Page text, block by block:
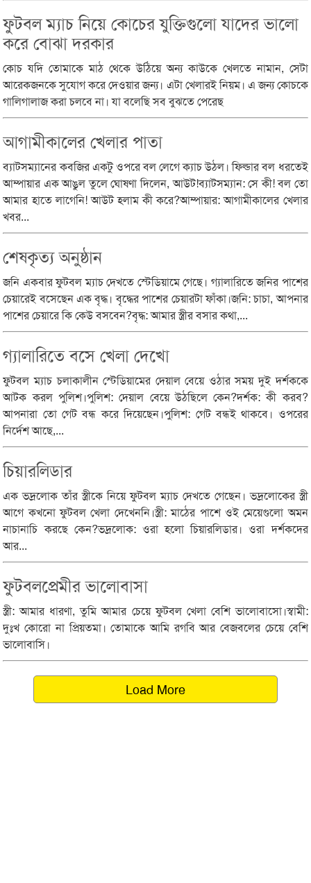
ফুটবল ম্যাচ নিয়ে কোচের যুক্তিগুলো যাদের ভালো
করে বোঝা দরকার
কোচ যদি তোমাকে মাঠ থেকে উঠিয়ে অন্য কাউকে খেলতে নামান, সেটা
আরেকজনকে সুযোগ করে দেওয়ার জন্য। এটা খেলারই নিয়ম। এ জন্য কোচকে
গালিগালাজ করা চলবে না। যা বলেছি সব বুঝতে পেরেছ
আগামীকালের খেলার পাতা
ব্যাটসম্যানের কবজির একটু ওপরে বল লেগে ক্যাচ উঠল। ফিল্ডার বল ধরতেই
আম্পায়ার এক আঙুল তুলে ঘোষণা দিলেন, আউট!ব্যাটসম্যান: সে কী! বল তো
আমার হাতে লাগেনি! আউট হলাম কী করে?আম্পায়ার: আগামীকালের খেলার
খবর...
শেষকৃত্য অনুষ্ঠান
জনি একবার ফুটবল ম্যাচ দেখতে স্টেডিয়ামে গেছে। গ্যালারিতে জনির পাশের
চেয়ারেই বসেছেন এক বৃদ্ধ। বৃদ্ধের পাশের চেয়ারটা ফাঁকা।জনি: চাচা, আপনার
পাশের চেয়ারে কি কেউ বসবেন?বৃদ্ধ: আমার স্ত্রীর বসার কথা,...
গ্যালারিতে বসে খেলা দেখো
ফুটবল ম্যাচ চলাকালীন স্টেডিয়ামের দেয়াল বেয়ে ওঠার সময় দুই দর্শককে
আটক করল পুলিশ।পুলিশ: দেয়াল বেয়ে উঠছিলে কেন?দর্শক: কী করব?
আপনারা তো গেট বন্ধ করে দিয়েছেন।পুলিশ: গেট বন্ধই থাকবে। ওপরের
নির্দেশ আছে,...
চিয়ারলিডার
এক ভদ্রলোক তাঁর স্ত্রীকে নিয়ে ফুটবল ম্যাচ দেখতে গেছেন। ভদ্রলোকের স্ত্রী
আগে কখনো ফুটবল খেলা দেখেননি।স্ত্রী: মাঠের পাশে ওই মেয়েগুলো অমন
নাচানাচি করছে কেন?ভদ্রলোক: ওরা হলো চিয়ারলিডার। ওরা দর্শকদের
আর...
ফুটবলপ্রেমীর ভালোবাসা
স্ত্রী: আমার ধারণা, তুমি আমার চেয়ে ফুটবল খেলা বেশি ভালোবাসো।স্বামী:
দুঃখ কোরো না প্রিয়তমা। তোমাকে আমি রগবি আর বেজবলের চেয়ে বেশি
ভালোবাসি।
Load More